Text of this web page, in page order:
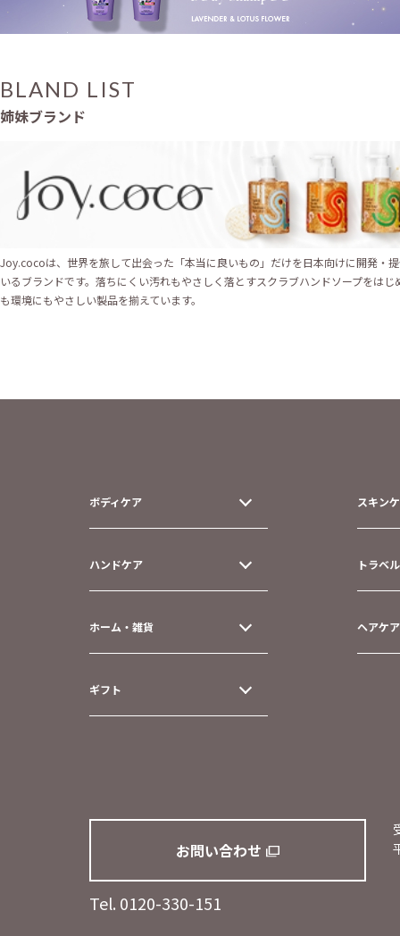
BLAND LIST
姉妹ブランド
Joy.cocoは、世界を旅して出会った「本当に良いもの」だけを日本向けに開発・
いるブランドです。落ちにくい汚れもやさしく落とすスクラブハンドソープをはじ
も環境にもやさしい製品を揃えています。
ボディケア スキン
ハンドケア トラベル
ホーム・雑貨 ヘアケア
ギフト
お問い合わせ
Tel. 0120-330-151